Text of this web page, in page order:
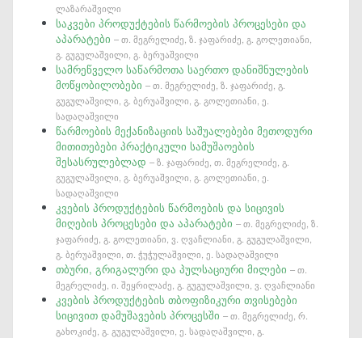
ლაზარაშვილი
საკვები პროდუქტების წარმოების პროცესები და
აპარატები– თ. მეგრელიძე, ზ. ჯაფარიძე, გ. გოლეთიანი,
გ. გუგულაშვილი, გ. ბერუაშვილი
სამრეწველო საწარმოთა საერთო დანიშნულების
მოწყობილობები– თ. მეგრელიძე, ზ. ჯაფარიძე, გ.
გუგულაშვილი, გ. ბერუაშვილი, გ. გოლეთიანი, ე.
სადაღაშვილი
წარმოების მექანიზაციის საშუალებები მეთოდური
მითითებები პრაქტიკული სამუშაოების
შესასრულებლად– ზ. ჯაფარიძე, თ. მეგრელიძე, გ.
გუგულაშვილი, გ. ბერუაშვილი, გ. გოლეთიანი, ე.
სადაღაშვილი
კვების პროდუქტების წარმოების და სიცივის
მიღების პროცესები და აპარატები– თ. მეგრელიძე, ზ.
ჯაფარიძე, გ. გოლეთიანი, ვ. ღვაჩლიანი, გ. გუგულაშვილი,
გ. ბერუაშვილი, თ. ჭუჭულაშვილი, ე. სადაღაშვილი
თბური, გრიგალური და პულსაციური მილები– თ.
მეგრელიძე, ი. შეყრილაძე, გ. გუგულაშვილი, ვ. ღვაჩლიანი
კვების პროდუქტების თბოფიზიკური თვისებები
სიცივით დამუშავების პროცესში– თ. მეგრელიძე, რ.
გახოკიძე, გ. გუგულაშვილი, ე. სადაღაშვილი, გ.